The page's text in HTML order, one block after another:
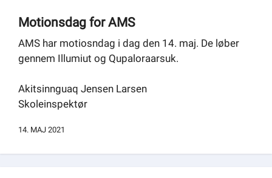
Tsunami
sullissivik.gl
Planportal
Om kommunen
Motionsdag for AMS
AMS har motiosndag i dag den 14. maj. De løber
gennem Illumiut og Qupaloraarsuk.
Akitsinnguaq Jensen Larsen
Skoleinspektør
14. MAJ 2021